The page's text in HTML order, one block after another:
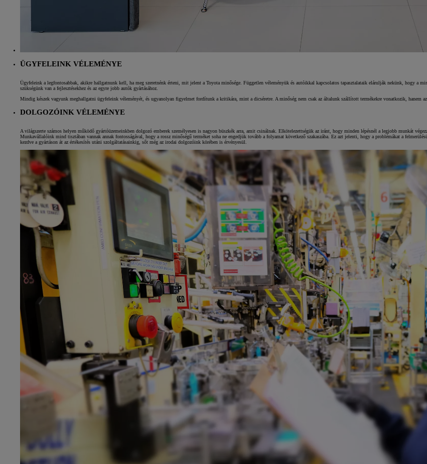
Yaris Cross
ÜGYFELEINK VÉLEMÉNYE
Ügyfeleink a legfontosabbak, akikre hallgatnunk kell, ha meg szeretnénk érteni, mit jelent a Toyota minősége. Független véleményük és autóikkal kapcsolatos tapasztalataik elárulják nekünk, hogy a
szükségünk van a fejlesztésekhez és az egyre jobb autók gyártásához.
Mindig készek vagyunk meghallgatni ügyfeleink véleményét, és ugyanolyan figyelmet fordítunk a kritikára, mint a dicséretre. A minőség nem csak az általunk szállított termékekre vonatkozik, hanem
DOLGOZÓINK VÉLEMÉNYE
A világszerte számos helyen működő gyártóüzemeinkben dolgozó emberek személyesen is nagyon büszkék arra, amit csinálnak. Elkötelezettségük az iránt, hogy minden lépésnél a legjobb munkát
Munkavállalóink mind tisztában vannak annak fontosságával, hogy a rossz minőségű terméket soha ne engedjük tovább a folyamat következő szakaszába. Ez azt jelenti, hogy a problémákat a
kezdve a gyártáson át az értékesítés utáni szolgáltatásainkig, sőt még az irodai dolgozóink körében is érvényesül.